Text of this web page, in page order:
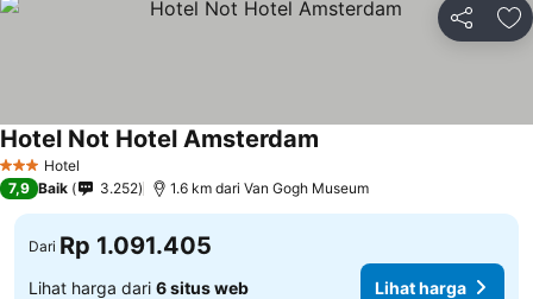
Bagikan
3 BintangHotel
Hotel Not Hotel Amsterdam
7,9 Baik 3.252 1.6 km dari Van Gogh Museum
Dari Rp 1.091.405
Lihat harga dari 6 situs web Lihat harga